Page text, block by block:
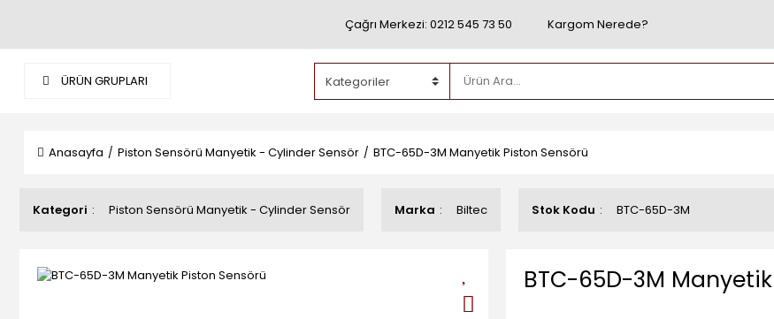
Çağrı Merkezi: 0212 545 73 50 Kargom Nerede?
ÜRÜN GRUPLARI
Anasayfa Piston Sensörü Manyetik - Cylinder Sensör BTC-65D-3M Manyetik Piston Sensörü
Kategori Piston Sensörü Manyetik - Cylinder Sensör Marka Biltec Stok Kodu BTC-65D-3M
BTC-65D-3M